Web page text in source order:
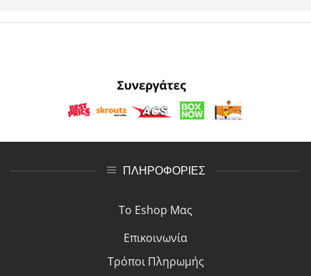
ΠΛΗΡΟΦΟΡΙΕΣ
Το Eshop Μας
Επικοινωνία
Τρόποι Πληρωμής